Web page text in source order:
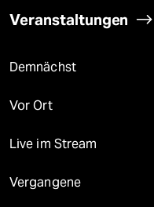
Veranstaltungen
Demnächst
Vor Ort
Live im Stream
Vergangene